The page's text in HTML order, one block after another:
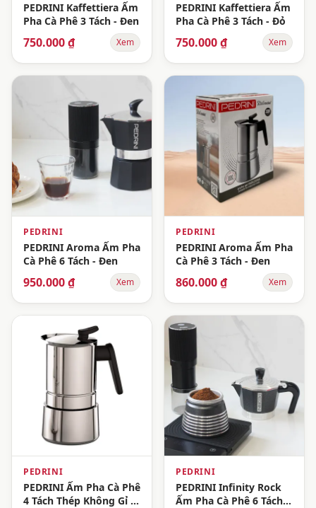
PEDRINI Kaffettiera Ấm
Pha Cà Phê 3 Tách - Đen
750.000 ₫ Xem
PEDRINI Kaffettiera Ấm
Pha Cà Phê 3 Tách - Đỏ
750.000 ₫ Xem
PEDRINI
PEDRINI Aroma Ấm Pha
Cà Phê 6 Tách - Đen
950.000 ₫ Xem
PEDRINI
PEDRINI Aroma Ấm Pha
Cà Phê 3 Tách - Đen
860.000 ₫ Xem
PEDRINI
PEDRINI Ấm Pha Cà Phê
4 Tách Thép Không Gỉ -
PEDRINI
PEDRINI Infinity Rock
Ấm Pha Cà Phê 6 Tách -